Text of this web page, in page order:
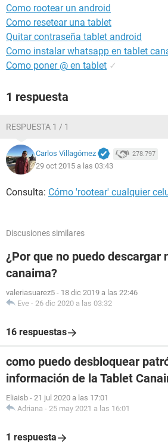
Como rootear un android
Como resetear una tablet
Quitar contraseña tablet android
Como instalar whatsapp en tablet
Como poner @ en tablet ✓
1 respuesta
RESPUESTA 1 / 1
Carlos Villagómez 278.797
29 oct 2015 a las 03:43
Consulta: Cómo 'rootear' cualquier
Discusiones similares
¿Por que no puedo descargar
canaima?
valeriasuarez5 - 18 dic 2019 a las 22:46
Eve - 26 dic 2020 a las 03:32
16 respuestas
como puedo desbloquear
información de la Tablet
Eliaisb - 21 jul 2020 a las 17:01
Adriana - 25 may 2021 a las 16:01
1 respuesta